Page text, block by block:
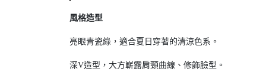
風格造型
亮眼青瓷綠，適合夏日穿著的清涼色系。
深V造型，大方嶄露肩頸曲線、修飾臉型。